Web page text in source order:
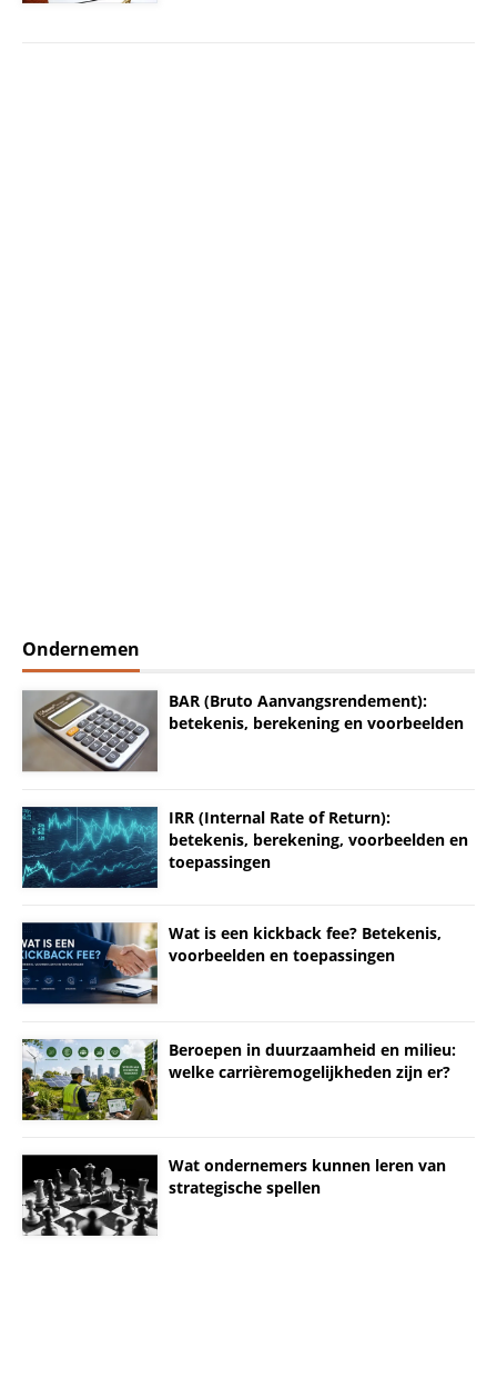
Ondernemen
BAR (Bruto Aanvangsrendement):
betekenis, berekening en voorbeelden
IRR (Internal Rate of Return):
betekenis, berekening, voorbeelden en
toepassingen
Wat is een kickback fee? Betekenis,
voorbeelden en toepassingen
Beroepen in duurzaamheid en milieu:
welke carrièremogelijkheden zijn er?
Wat ondernemers kunnen leren van
strategische spellen